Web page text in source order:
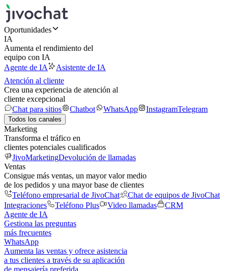
Oportunidades
IA
Aumenta el rendimiento del
equipo con IA
Agente de IA
Asistente de IA
Atención al cliente
Crea una experiencia de atención al
cliente excepcional
Chat para sitios
Chatbot WhatsApp InstagramTelegram
Todos los canales
Marketing
Transforma el tráfico en
clientes potenciales cualificados
JivoMarketingDevolución de llamadas
Ventas
Consigue más ventas, un mayor valor medio
de los pedidos y una mayor base de clientes
Teléfono empresarial de JivoChat
Chat de equipos de JivoChat
Integraciones
Teléfono Plus Video llamadas
CRM
Agente de IA
Gestiona las preguntas
más frecuentes
WhatsApp
Aumenta las ventas y ofrece asistencia
a tus clientes a través de su aplicación
de mensajería preferida